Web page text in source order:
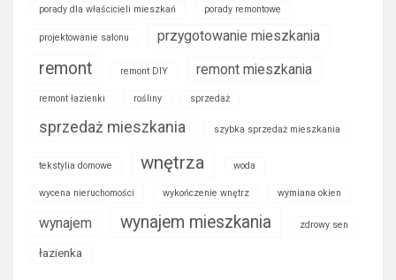
porady dla właścicieli mieszkań porady remontowe
projektowanie salonu przygotowanie mieszkania
remont remont DIY remont mieszkania
remont łazienki rośliny sprzedaż
sprzedaż mieszkania szybka sprzedaż mieszkania
tekstylia domowe wnętrza woda
wycena nieruchomości wykończenie wnętrz wymiana okien
wynajem wynajem mieszkania zdrowy sen
łazienka